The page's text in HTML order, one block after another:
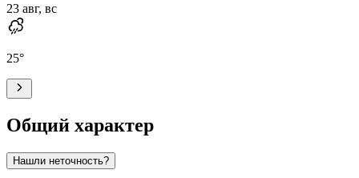
23 авг, вс
25°
Общий характер
Нашли неточность?